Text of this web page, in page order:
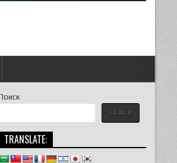
Поиск
TRANSLATE: